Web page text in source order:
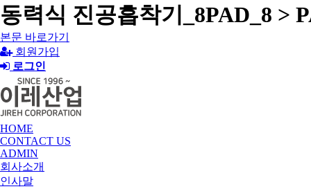
동력식 진공흡착기_8PAD_8 >
본문 바로가기
회원가입
로그인
HOME
CONTACT US
ADMIN
회사소개
인사말